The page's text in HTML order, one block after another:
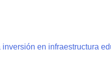
en infraestructura